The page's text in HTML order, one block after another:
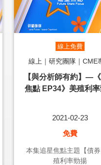
線上免費
線上｜研究團隊｜CME
【與分析師有約】—
焦點 EP34》美殖利
2021-02-23
免費
本集追星焦點主題【債
殖利率勁揚